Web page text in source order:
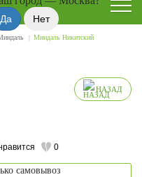
Миндаль Никитский
НАЗАД
0
самовывоз